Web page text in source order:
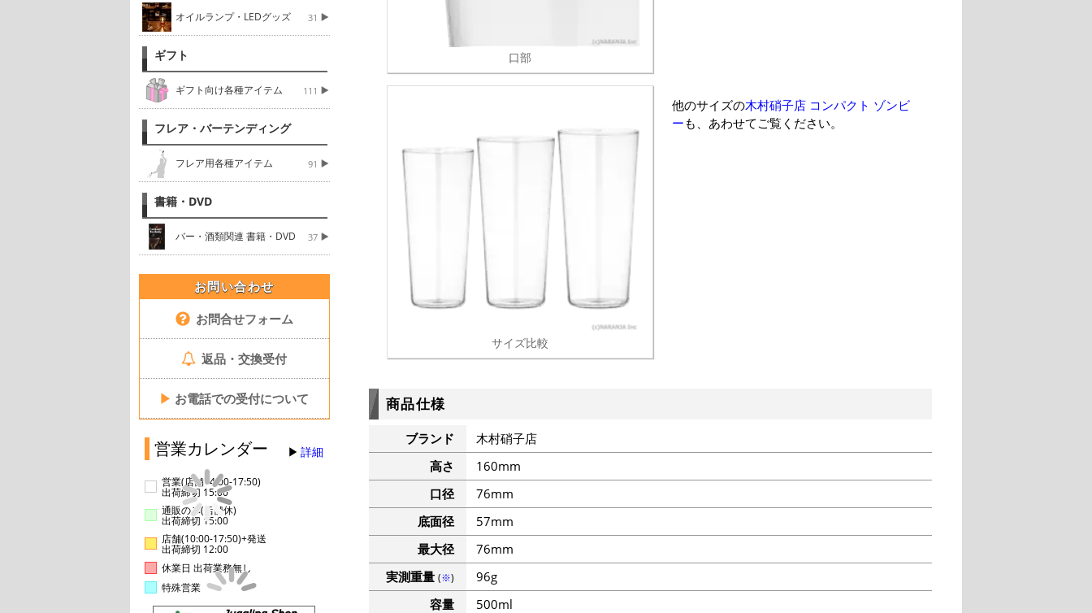
オイルランプ・LEDグッズ 31
ギフト
ギフト向け各種アイテム 111
フレア・バーテンディング
フレア用各種アイテム 91
書籍・DVD
バー・酒類関連 書籍・DVD 37
お問い合わせ
お問合せフォーム
返品・交換受付
▶ お電話での受付について
営業カレンダー 詳細
営業(店舗14:00-17:50)
出荷締切 15:00
通販のみ(店舗休)
出荷締切 15:00
店舗(10:00-17:50)+発送
出荷締切 12:00
休業日 出荷業務無し
特殊営業
口部
サイズ比較
他のサイズの木村硝子店 コンパクト ゾンビ
ーも、あわせてご覧ください。
商品仕様
ブランド
木村硝子店
高さ
160mm
口径
76mm
底面径
57mm
最大径
76mm
実測重量 (※)
96g
容量
500ml